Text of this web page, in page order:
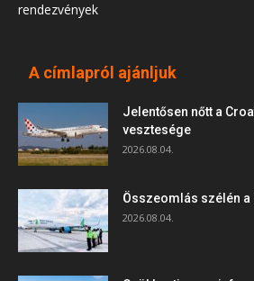
rendezvények
A címlapról ajánljuk
Jelentősen nőtt a
vesztesége
2026.08.04.
Összeomlás szélén a
2026.08.04.